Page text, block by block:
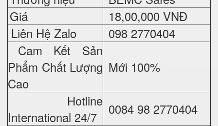
Giá
18,00,000 VNĐ
Liên Hệ Zalo
098 2770404
Cam Kết Sản
Phẩm Chất Lượng
Cao
Mới 100%
Hotline
International 24/7
0084 98 2770404